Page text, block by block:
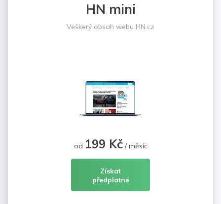
HN mini
Veškerý obsah webu HN.cz
od 199 Kč/ měsíc
Získat
předplatné